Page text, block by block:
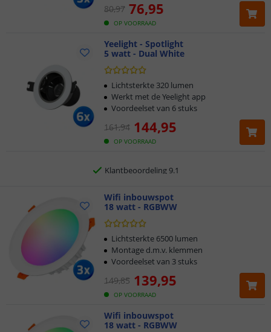
OP VOORRAAD
80,97 76,95
Yeelight - Spotlight
5 watt - Dual White
OP VOORRAAD
161,94 144,95
Lichtsterkte 320 lumen
Werkt met de Yeelight app
Voordeelset van 6 stuks
Klantbeoordeling 9.1
Voor 23:45 uur besteld, morgen in huis
2 jaar garantie
Gratis verzending vanaf € 20,-
Klantbeoordeling 9.1
Voor 23:45 uur besteld,morgen in huis
Wifi inbouwspot
18 watt - RGBWW
OP VOORRAAD
149,85 139,95
Lichtsterkte 6500 lumen
Montage d.m.v. klemmen
Voordeelset van 3 stuks
Wifi inbouwspot
18 watt - RGBWW